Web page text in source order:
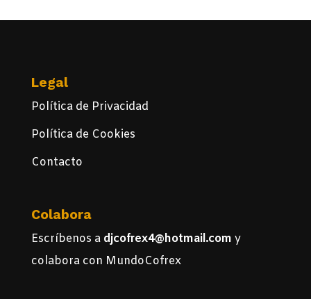
Legal
Política de Privacidad
Política de Cookies
Contacto
Colabora
Escríbenos a djcofrex4@hotmail.com y
colabora con MundoCofrex